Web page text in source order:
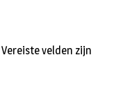
Vereiste velden zijn